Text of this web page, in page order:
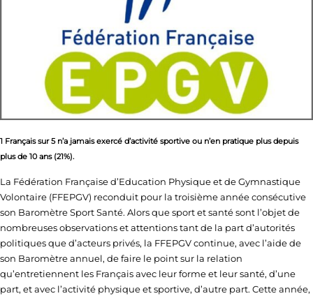
1 Français sur 5 n’a jamais exercé d’activité sportive ou n’en pratique plus depuis
plus de 10 ans (21%).
La Fédération Française d’Education Physique et de Gymnastique
Volontaire (FFEPGV) reconduit pour la troisième année consécutive
son Baromètre Sport Santé. Alors que sport et santé sont l’objet de
nombreuses observations et attentions tant de la part d’autorités
politiques que d’acteurs privés, la FFEPGV continue, avec l’aide de
son Baromètre annuel, de faire le point sur la relation
qu’entretiennent les Français avec leur forme et leur santé, d’une
part, et avec l’activité physique et sportive, d’autre part. Cette année,